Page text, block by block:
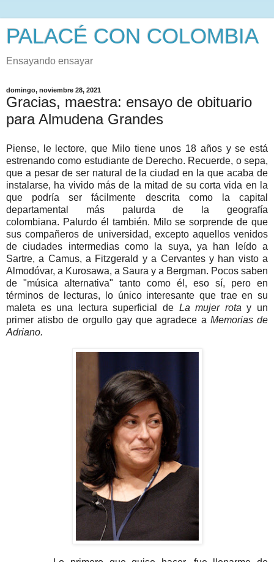
PALACÉ CON COLOMBIA
Ensayando ensayar
domingo, noviembre 28, 2021
Gracias, maestra: ensayo de obituario
para Almudena Grandes
Piense, le lectore, que Milo tiene unos 18 años y se está
estrenando como estudiante de Derecho. Recuerde, o sepa,
que a pesar de ser natural de la ciudad en la que acaba de
instalarse, ha vivido más de la mitad de su corta vida en la
que podría ser fácilmente descrita como la capital
departamental más palurda de la geografía
colombiana. Palurdo él también. Milo se sorprende de que
sus compañeros de universidad, excepto aquellos venidos
de ciudades intermedias como la suya, ya han leído a
Sartre, a Camus, a Fitzgerald y a Cervantes y han visto a
Almodóvar, a Kurosawa, a Saura y a Bergman. Pocos saben
de "música alternativa" tanto como él, eso sí, pero en
términos de lecturas, lo único interesante que trae en su
maleta es una lectura superficial de La mujer rota y un
primer atisbo de orgullo gay que agradece a Memorias de
Adriano.